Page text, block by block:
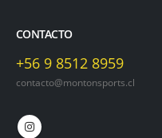
CONTACTO
+56 9 8512 8959
contacto@montonsports.cl